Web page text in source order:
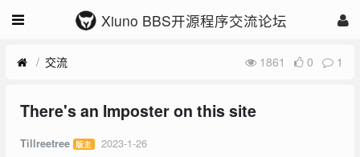
Xiuno BBS开源程序交流论坛
交流 1861 0 1
There's an Imposter on this site
Tillreetree 版主 2023-1-26